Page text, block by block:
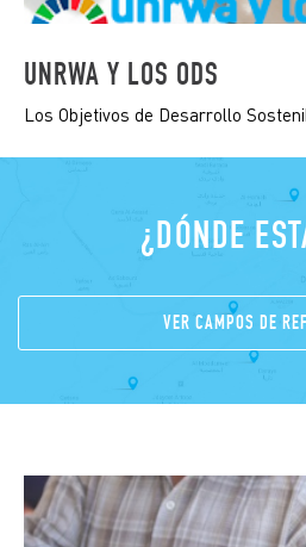
UNRWA Y LOS ODS
Los Objetivos de Desarrollo
¿DÓNDE
VER CAMPOS DE